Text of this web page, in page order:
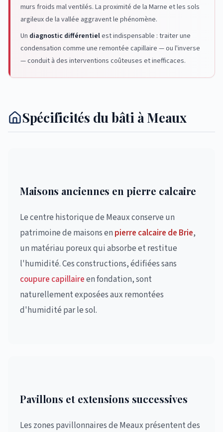
murs froids mal ventilés. La proximité de la Marne et les sols
argileux de la vallée aggravent le phénomène.
Un diagnostic différentielest indispensable : traiter une
condensation comme une remontée capillaire — ou l'inverse
— conduit à des interventions coûteuses et inefficaces.
Spécificités du bâti à Meaux
Maisons anciennes en pierre calcaire
Le centre historique de Meaux conserve un
patrimoine de maisons en pierre calcaire de Brie,
un matériau poreux qui absorbe et restitue
l'humidité. Ces constructions, édifiées sans
coupure capillaireen fondation, sont
naturellement exposées aux remontées
d'humidité par le sol.
Pavillons et extensions successives
Les zones pavillonnaires de Meaux présentent des